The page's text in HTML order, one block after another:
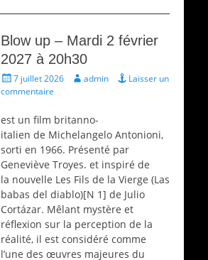
Blow up – Mardi 2 février
2027 à 20h30
Écrit
le
7 juillet 2026 Auteur
admin
Laisser un
commentaire
est un film britanno-
italien de Michelangelo Antonioni,
sorti en 1966. Présenté par
Geneviève Troyes. et inspiré de
la nouvelle Les Fils de la Vierge (Las
babas del diablo)[N 1] de Julio
Cortázar. Mêlant mystère et
réflexion sur la perception de la
réalité, il est considéré comme
l’une des œuvres majeures du